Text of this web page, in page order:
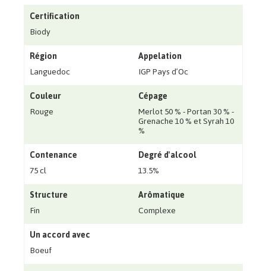
Certification
Biody
Région
Languedoc
Appelation
IGP Pays d’Oc
Couleur
Rouge
Cépage
Merlot 50 % - Portan 30 % -
Grenache 10 % et Syrah 10
%
Contenance
75 cl
Degré d'alcool
13.5%
Structure
Fin
Arômatique
Complexe
Un accord avec
Boeuf